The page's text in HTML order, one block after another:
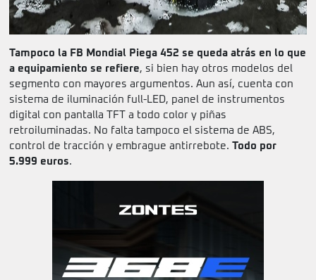
Tampoco la FB Mondial Piega 452 se queda atrás en lo que
a equipamiento se refiere, si bien hay otros modelos del
segmento con mayores argumentos. Aun así, cuenta con
sistema de iluminación full-LED, panel de instrumentos
digital con pantalla TFT a todo color y piñas
retroiluminadas. No falta tampoco el sistema de ABS,
control de tracción y embrague antirrebote. Todo por
5.999 euros.